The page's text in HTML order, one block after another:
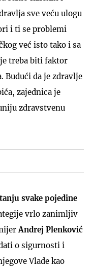
sve veću ulogu
i ti se problemi
već isto tako i sa
treba biti faktor
Budući da je zdravlje
zajednica je
zdravstvenu
svake pojedine
vrlo zanimljiv
Andrej Plenković
o sigurnosti i
Vlade kao